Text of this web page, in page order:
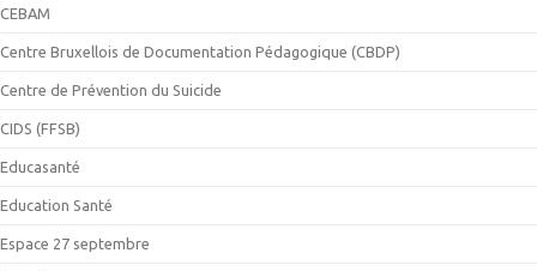
CEBAM
Centre Bruxellois de Documentation Pédagogique (CBDP)
Centre de Prévention du Suicide
CIDS (FFSB)
Educasanté
Education Santé
Espace 27 septembre